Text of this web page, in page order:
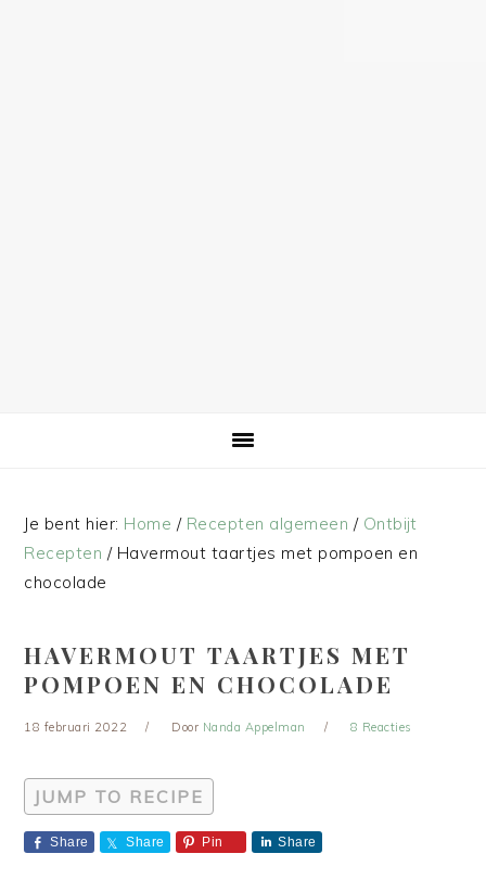
Je bent hier: Home / Recepten algemeen / Ontbijt
Recepten /Havermout taartjes met pompoen en
chocolade
HAVERMOUT TAARTJES MET
POMPOEN EN CHOCOLADE
18 februari 2022 Door Nanda Appelman 8 Reacties
JUMP TO RECIPE
Share Share Pin Share